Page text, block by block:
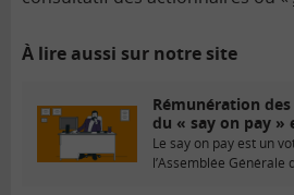
À lire aussi sur notre site
Rémunération
du « say on pay »
Le say on pay est un
l’Assemblée Générale